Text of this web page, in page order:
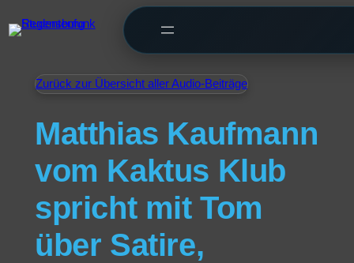
Zurück zur Übersicht aller Audio-Beiträge
Matthias Kaufmann
vom Kaktus Klub
spricht mit Tom
über Satire,